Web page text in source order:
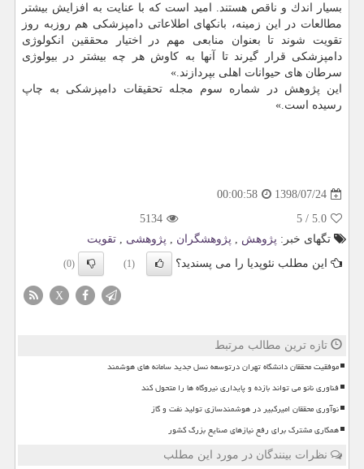
بسیار اندك و ناقص هستند. امید است كه با عنایت به افزایش بیشتر
مطالعات در این زمینه، بانكهای اطلاعاتی دامپزشكی هم روزبه روز
تقویت شوند تا بعنوان منابعی مهم در اختیار محققین انكولوژی
دامپزشكی قرار گیرند تا آنها به كاوش هر چه بیشتر در بیولوژی
سرطان های حیوانات اهلی بپردازند.»
این پژوهش در شماره سوم مجله تحقیقات دامپزشكی به چاپ
رسیده است.»
1398/07/24
00:00:58
5.0
/
5
5134
تگهای خبر: پژوهش , پژوهشگران , پژوهشی , تقویت
این مطلب نئوپدیا را می پسندید؟
(1)
(0)
X
تازه ترین مطالب مرتبط
موفقیت محققان دانشگاه تهران درتوسعه نسل جدید سامانه های هوشمند
فناوری نانو می تواند بازده و پایداری نیروگاه ها را متحول کند
نوآوری محققان امیرکبیر در هوشمندسازی تولید نفت و گاز
همکاری مشترک برای رفع نیازهای صنایع بزرگ کشور
نظرات بینندگان در مورد این مطلب